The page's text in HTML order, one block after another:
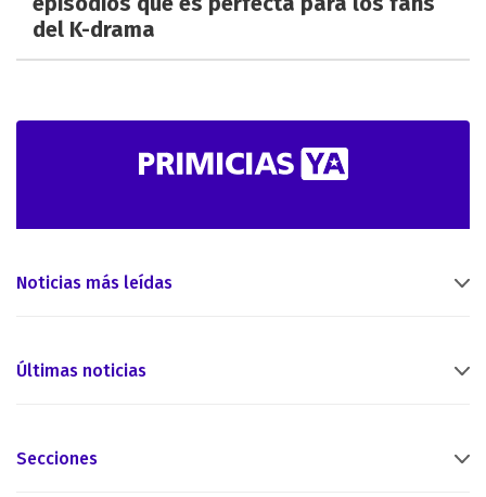
del K-drama
Noticias más leídas
Últimas noticias
Secciones